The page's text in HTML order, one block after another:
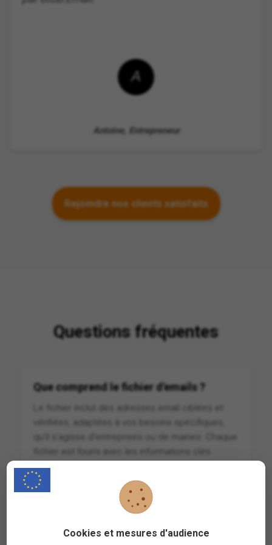
A
Antoine, Entrepreneur
Rejoindre nos clients satisfaits
Questions fréquentes
Que comprend le fichier d'emails ?
Le fichier inclut des adresses email ciblées et
vérifiées, adaptées à vos besoins spécifiques,
qu'il s'agisse d'entreprises ou de mairies. Chaque
fichier est fourni avec les informations clés
nécessaires pour optimiser vos campagnes.
Le fichier est-il mis à jour régulièrement
Cookies et mesures d'audience